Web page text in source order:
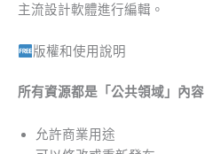
主流設計軟體進行編輯。
版權和使用說明
所有資源都是「公共領域」內容
允許商業用途